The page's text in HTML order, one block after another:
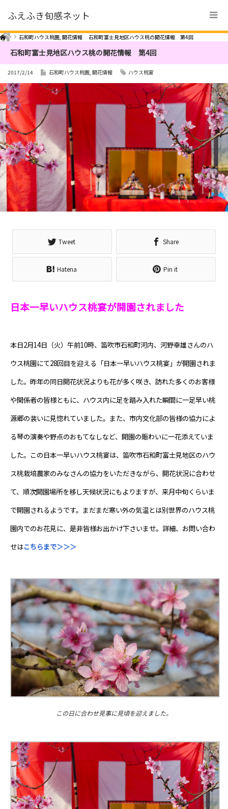
ふえふき旬感ネット
Home 石和町ハウス桃園, 開花情報 石和町富士見地区ハウス桃の開花情報 第4回
石和町富士見地区ハウス桃の開花情報 第4回
2017/2/14 石和町ハウス桃園, 開花情報 ハウス桃宴
Tweet Share
Hatena Pin it
日本一早いハウス桃宴が開園されました
本日2月14日（火）午前10時、笛吹市石和町河内、河野幸雄さんのハ
ウス桃園にて28回目を迎える「日本一早いハウス桃宴」が開園されま
した。昨年の同日開花状況よりも花が多く咲き、訪れた多くのお客様
や関係者の皆様ともに、ハウス内に足を踏み入れた瞬間に一足早い桃
源郷の装いに見惚れていました。また、市内文化部の皆様の協力によ
る琴の演奏や野点のおもてなしなど、開園の賑わいに一花添えていま
した。この日本一早いハウス桃宴は、笛吹市石和町富士見地区のハウ
ス桃栽培農家のみなさんの協力をいただきながら、開花状況に合わせ
て、順次開園場所を移し天候状況にもよりますが、来月中旬くらいま
で開園されるようです。まだまだ寒い外の気温とは別世界のハウス桃
園内でのお花見に、是非皆様お出かけ下さいませ。詳細、お問い合わ
せはこちらまで＞＞＞
この日に合わせ見事に見頃を迎えました。